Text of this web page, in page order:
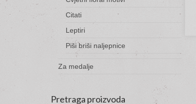
Citati
Leptiri
Piši briši naljepnice
Za medalje
Pretraga proizvoda